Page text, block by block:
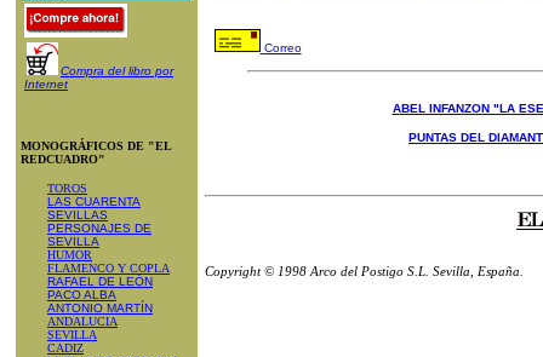
Compra del libro por
Internet
MONOGRÁFICOS DE "EL
REDCUADRO"
TOROS
LAS CUARENTA
SEVILLAS
PERSONAJES DE
SEVILLA
HUMOR
FLAMENCO Y COPLA
RAFAEL DE LEÓN
PACO ALBA
ANTONIO MARTÍN
ANDALUCIA
SEVILLA
CADIZ
Correo
ABEL INFANZON "LA
PUNTAS DEL
Copyright © 1998 Arco del Postigo S.L. Sevilla, España.